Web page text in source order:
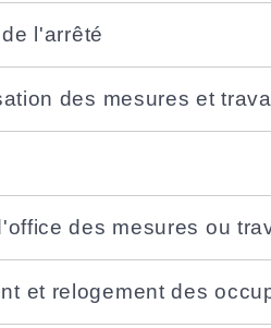
l'arrêté
des mesures et
des mesures ou
et relogement des